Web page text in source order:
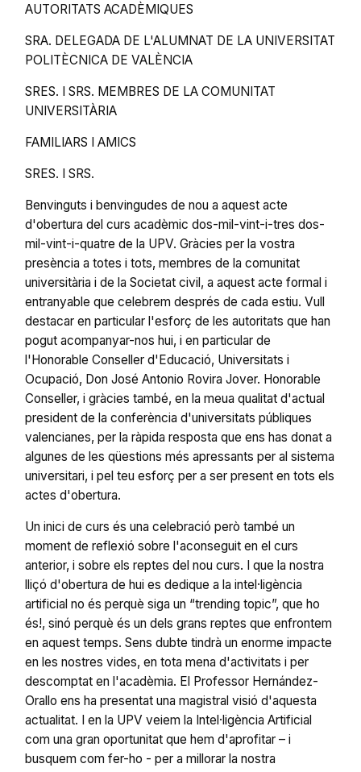
AUTORITATS ACADÈMIQUES
SRA. DELEGADA DE L'ALUMNAT DE LA UNIVERSITAT
POLITÈCNICA DE VALÈNCIA
SRES. I SRS. MEMBRES DE LA COMUNITAT
UNIVERSITÀRIA
FAMILIARS I AMICS
SRES. I SRS.
Benvinguts i benvingudes de nou a aquest acte
d'obertura del curs acadèmic dos-mil-vint-i-tres dos-
mil-vint-i-quatre de la UPV. Gràcies per la vostra
presència a totes i tots, membres de la comunitat
universitària i de la Societat civil, a aquest acte formal i
entranyable que celebrem després de cada estiu. Vull
destacar en particular l'esforç de les autoritats que han
pogut acompanyar-nos hui, i en particular de
l'Honorable Conseller d'Educació, Universitats i
Ocupació, Don José Antonio Rovira Jover. Honorable
Conseller, i gràcies també, en la meua qualitat d'actual
president de la conferència d'universitats públiques
valencianes, per la ràpida resposta que ens has donat a
algunes de les qüestions més apressants per al sistema
universitari, i pel teu esforç per a ser present en tots els
actes d'obertura.
Un inici de curs és una celebració però també un
moment de reflexió sobre l'aconseguit en el curs
anterior, i sobre els reptes del nou curs. I que la nostra
lliçó d'obertura de hui es dedique a la intel·ligència
artificial no és perquè siga un “trending topic”, que ho
és!, sinó perquè és un dels grans reptes que enfrontem
en aquest temps. Sens dubte tindrà un enorme impacte
en les nostres vides, en tota mena d'activitats i per
descomptat en l'acadèmia. El Professor Hernández-
Orallo ens ha presentat una magistral visió d'aquesta
actualitat. I en la UPV veiem la Intel·ligència Artificial
com una gran oportunitat que hem d'aprofitar – i
busquem com fer-ho - per a millorar la nostra